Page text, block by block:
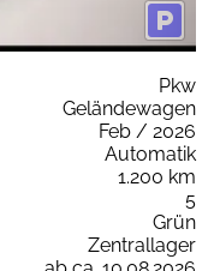
Pkw
Geländewagen
Feb / 2026
Automatik
1.200 km
5
Grün
Zentrallager